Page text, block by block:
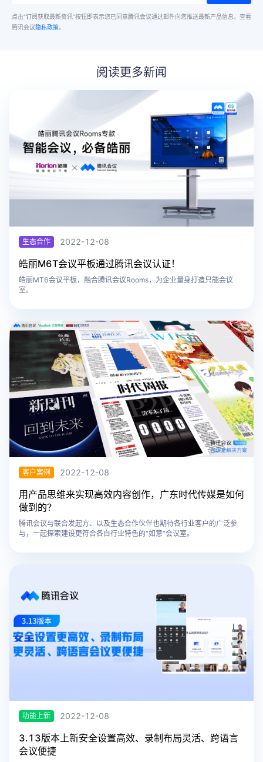
点击“订阅获取最新资讯”按钮即表示您已同意腾讯会议通过邮件向您推送最新产品信息。 查看
腾讯会议隐私政策。
阅读更多新闻
生态合作 2022-12-08
​皓丽M6T会议平板通过腾讯会议认证！
皓丽MT6会议平板，融合腾讯会议Rooms，为企业量身打造只能会议
室。
客户案例 2022-12-08
用产品思维来实现高效内容创作，广东时代传媒是如何
做到的？
腾讯会议与联合发起方、以及生态合作伙伴也期待各行业客户的广泛参
与，一起探索建设更符合各自行业特色的“如意”会议室。
功能上新 2022-12-08
3.13版本上新安全设置高效、录制布局灵活、跨语言
会议便捷